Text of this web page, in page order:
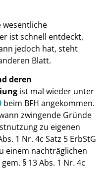
wesentliche
ist schnell entdeckt,
jedoch hat, steht
Blatt.
deren
ist mal wieder unter
beim BFH angekommen.
zwingende Gründe
zu eigenen
1 Nr. 4c Satz 5 ErbStG
einem nachträglichen
§ 13 Abs. 1 Nr. 4c